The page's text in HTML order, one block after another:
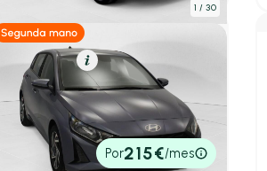
1 / 30
Gasolina Resumen
Hyundai i20
1.2 MPI Klass
202479.290 km84cv Manual
13.690€
P.V.P. contado
Por215€/mes